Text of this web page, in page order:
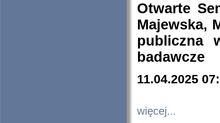
Otwarte
Majewska,
publiczna
badawcze
11.04.2025
więcej...